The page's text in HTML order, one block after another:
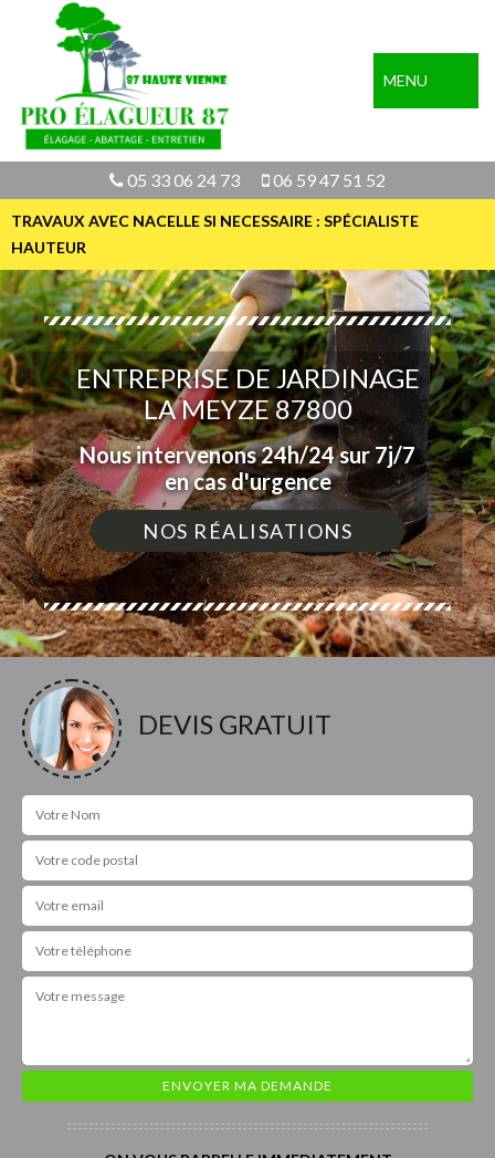
MENU
05 33 06 24 73 06 59 47 51 52
TRAVAUX AVEC NACELLE SI NECESSAIRE : SPÉCIALISTE
HAUTEUR
ENTREPRISE DE JARDINAGE
LA MEYZE 87800
Nous intervenons 24h/24 sur 7j/7
en cas d'urgence
NOS RÉALISATIONS
DEVIS GRATUIT